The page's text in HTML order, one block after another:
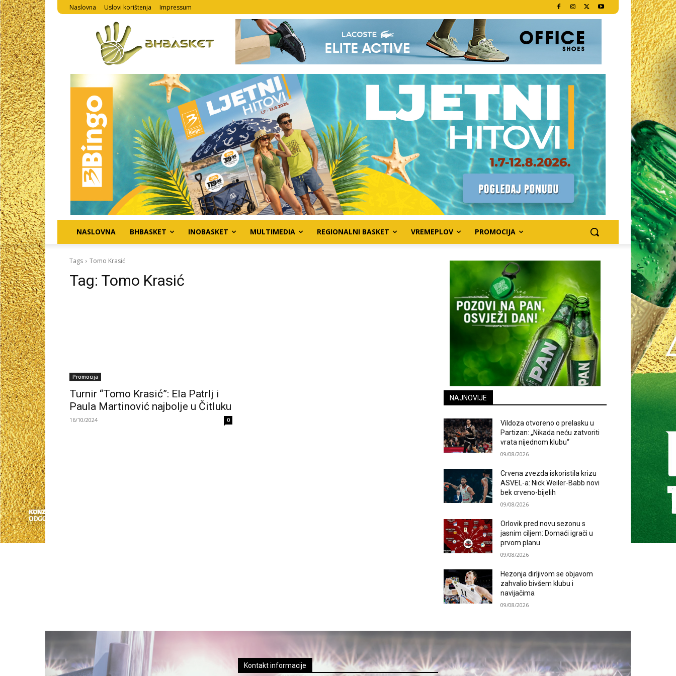
Naslovna Uslovi korištenja Impressum
NASLOVNA BHBASKET INOBASKET MULTIMEDIA REGIONALNI BASKET VREMEPLOV PROMOCIJA
Tags Tomo Krasić
Tag: Tomo Krasić
Promocija
Turnir “Tomo Krasić”: Ela Patrlj i
Paula Martinović najbolje u Čitluku
16/10/2024 0
NAJNOVIJE
Vildoza otvoreno o prelasku u
Partizan: „Nikada neću zatvoriti
vrata nijednom klubu“
09/08/2026
Crvena zvezda iskoristila krizu
ASVEL-a: Nick Weiler-Babb novi
bek crveno-bijelih
09/08/2026
Orlovik pred novu sezonu s
jasnim ciljem: Domaći igrači u
prvom planu
09/08/2026
Hezonja dirljivom se objavom
zahvalio bivšem klubu i
navijačima
09/08/2026
Kontakt informacije